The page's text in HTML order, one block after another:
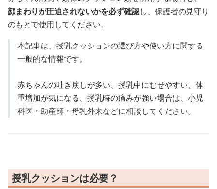
顔まわりが圧迫されないかを必ず確認し、保護者の見守り
のもとで使用してください。
本記事は、授乳クッションの選び方や使い方に関する
一般的な情報です。
赤ちゃんの吐き戻しが多い、授乳中にむせやすい、体
重増加が気になる、授乳時の痛みが強い場合は、小児
科医・助産師・母乳外来などに相談してください。
授乳クッションは必要？